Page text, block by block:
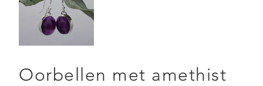
Oorbellen met amethist